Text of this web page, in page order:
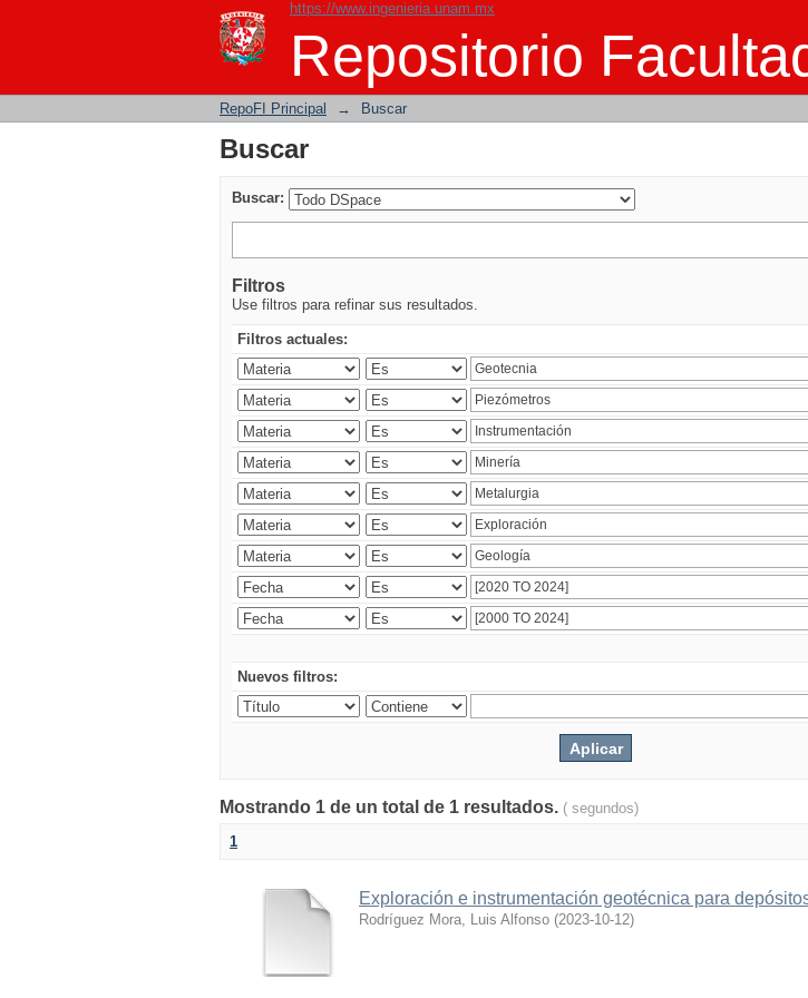
https://www.ingenieria.unam.mx
Repositorio
Buscar
RepoFI Principal → Buscar
Buscar
Buscar:
Filtros
Use filtros para refinar sus resultados.
Filtros actuales:
Nuevos filtros:
Mostrando 1 de un total de 1 resultados. ( segundos)
1
Exploración e instrumentación geotécnica para
Rodríguez Mora, Luis Alfonso (2023-10-12)